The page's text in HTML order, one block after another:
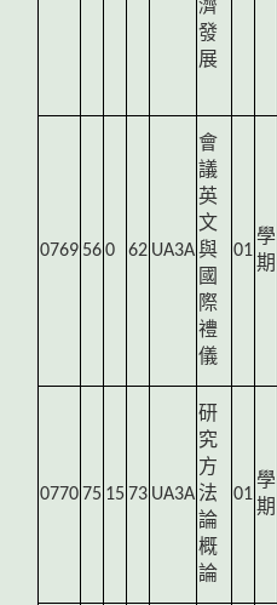
濟
發
展
0769 560 62 UA3A
會
議
英
文
與
國
際
禮
儀
01
學
期
0770 75 15 73 UA3A
研
究
方
法
論
概
論
01
學
期